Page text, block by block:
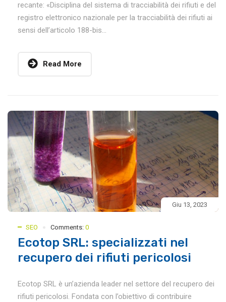
recante: «Disciplina del sistema di tracciabilità dei rifiuti e del
registro elettronico nazionale per la tracciabilità dei rifiuti ai
sensi dell’articolo 188-bis...
Read More
Giu 13, 2023
SEO Comments: 0
Ecotop SRL: specializzati nel
recupero dei rifiuti pericolosi
Ecotop SRL è un’azienda leader nel settore del recupero dei
rifiuti pericolosi. Fondata con l’obiettivo di contribuire